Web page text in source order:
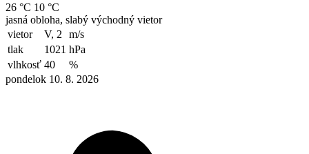
26 °C 10 °C
jasná obloha, slabý východný vietor
vietor
V, 2
m/s
tlak
1021 hPa
vlhkosť 40
%
pondelok 10. 8. 2026